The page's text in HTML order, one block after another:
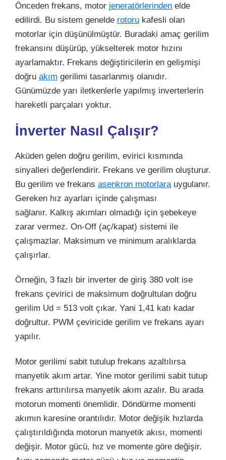
Önceden frekans, motor jeneratörlerinden elde
edilirdi. Bu sistem genelde rotoru kafesli olan
motorlar için düşünülmüştür. Buradaki amaç gerilim
frekansını düşürüp, yükselterek motor hızını
ayarlamaktır. Frekans değiştiricilerin en gelişmişi
doğru akım gerilimi tasarlanmış olanıdır.
Günümüzde yarı iletkenlerle yapılmış inverterlerin
hareketli parçaları yoktur.
İnverter Nasıl Çalışır?
Aküden gelen doğru gerilim, evirici kısmında
sinyalleri değerlendirir. Frekans ve gerilim oluşturur.
Bu gerilim ve frekans asenkron motorlarauygulanır.
Gereken hız ayarları içinde çalışması
sağlanır. Kalkış akımları olmadığı için şebekeye
zarar vermez. On-Off (aç/kapat) sistemi ile
çalışmazlar. Maksimum ve minimum aralıklarda
çalışırlar.
Örneğin, 3 fazlı bir inverter de giriş 380 volt ise
frekans çevirici de maksimum doğrultulan doğru
gerilim Ud = 513 volt çıkar. Yani 1,41 katı kadar
doğrultur. PWM çeviricide gerilim ve frekans ayarı
yapılır.
Motor gerilimi sabit tutulup frekans azaltılırsa
manyetik akım artar. Yine motor gerilimi sabit tutup
frekans arttırılırsa manyetik akım azalır. Bu arada
motorun momenti önemlidir. Döndürme momenti
akımın karesine orantılıdır. Motor değişik hızlarda
çalıştırıldığında motorun manyetik akısı, momenti
değişir. Motor gücü, hız ve momente göre değişir.